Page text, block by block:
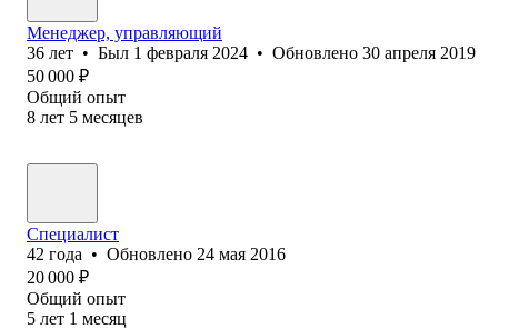
Менеджер, управляющий
36 лет • Был 1 февраля 2024 • Обновлено 30 апреля 2019
50 000 ₽
Общий опыт
8 лет 5 месяцев
Специалист
42 года • Обновлено 24 мая 2016
20 000 ₽
Общий опыт
5 лет 1 месяц